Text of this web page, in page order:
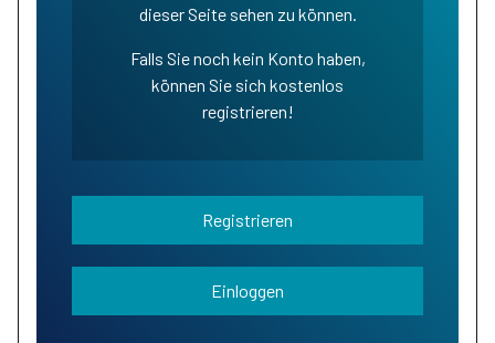
dieser Seite sehen zu können.
Falls Sie noch kein Konto haben,
können Sie sich kostenlos
registrieren!
Registrieren
Einloggen